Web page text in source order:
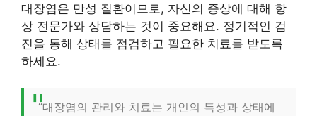
대장염은 만성 질환이므로, 자신의 증상에 대해 항
상 전문가와 상담하는 것이 중요해요. 정기적인 검
진을 통해 상태를 점검하고 필요한 치료를 받도록
하세요.
“대장염의 관리와 치료는 개인의 특성과 상태에